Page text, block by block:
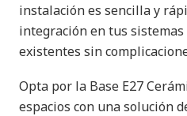
instalación es sencilla y
integración en tus
existentes sin
Opta por la Base E27
espacios con una solución